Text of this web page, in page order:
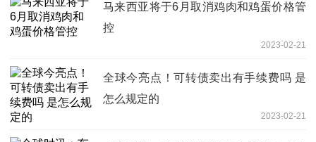
马来西亚将于6月取消鸡肉和鸡蛋价格管
控
2023-02-21
全球今亮点！可转债卖出有手续费吗 是
怎么规定的
2023-02-21